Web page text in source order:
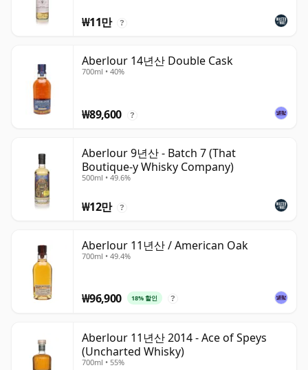
₩11만 ?
Aberlour 14년산 Double Cask
700ml • 40%
₩89,600 ?
Aberlour 9년산 - Batch 7 (That
Boutique-y Whisky Company)
500ml • 49.6%
₩12만 ?
Aberlour 11년산 / American Oak
700ml • 49.4%
₩96,900 18% 할인 ?
Aberlour 11년산 2014 - Ace of Speys
(Uncharted Whisky)
700ml • 55%